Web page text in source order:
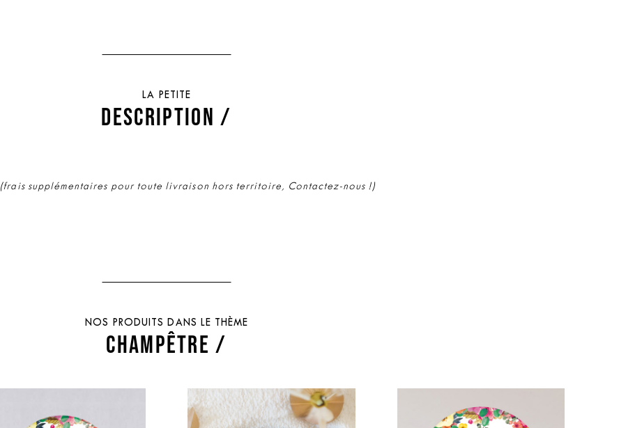
LA PETITE
DESCRIPTION /
(frais supplémentaires pour toute livraison hors territoire, Contactez-nous !)
NOS PRODUITS DANS LE THÈME
CHAMPÊTRE /